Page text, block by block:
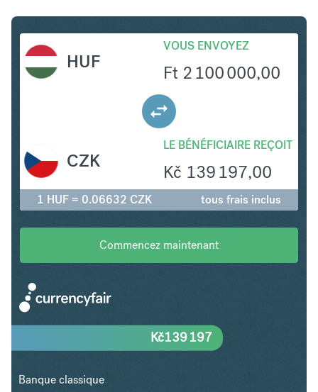
HUF
VOUS ENVOYEZ
Ft 2 100 000,00
LE BÉNÉFICIAIRE REÇOIT
Kč 139 197,00
CZK
1 HUF = 0.06632 CZK tous frais inclus
Commencez maintenant
Kč139 197
Banque classique